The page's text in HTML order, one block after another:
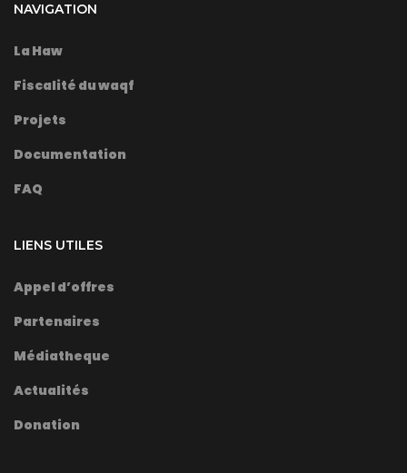
NAVIGATION
La Haw
Fiscalité du waqf
Projets
Documentation
FAQ
LIENS UTILES
Appel d’offres
Partenaires
Médiatheque
Actualités
Donation